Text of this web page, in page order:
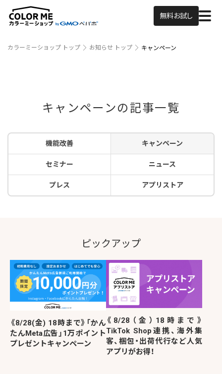
無料お試し
カラーミーショップ トップ お知らせ トップ キャンペーン
キャンペーンの記事一覧
機能改善 キャンペーン
セミナー ニュース
プレス アプリストア
ピックアップ
《8/28(金) 18時まで》「かん
たんMeta広告」1万ポイント
プレゼントキャンペーン
《8/28（金）18時まで》
TikTok Shop連携、海外集
客、梱包・出荷代行など人気
アプリがお得！